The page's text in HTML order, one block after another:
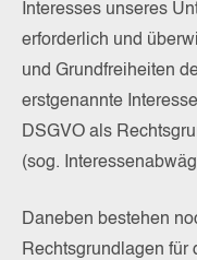
Interesses unseres
erforderlich und
und Grundfreiheiten
erstgenannte
DSGVO als
(sog.
Daneben bestehen
Rechtsgrundlagen für